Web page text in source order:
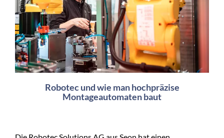
Robotec und wie man hochpräzise
Montageautomaten baut